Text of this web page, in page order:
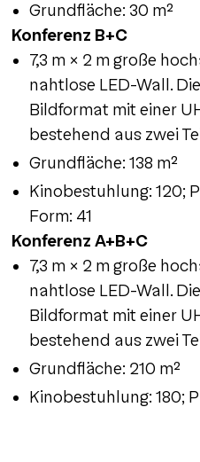
Grundfläche: 30 m²
Konferenz B+C
7,3 m × 2 m große
nahtlose LED-Wall.
Bildformat mit einer
bestehend aus zwei
Grundfläche: 138 m²
Kinobestuhlung: 120;
Form: 41
Konferenz A+B+C
7,3 m × 2 m große
nahtlose LED-Wall.
Bildformat mit einer
bestehend aus zwei
Grundfläche: 210 m²
Kinobestuhlung: 180;